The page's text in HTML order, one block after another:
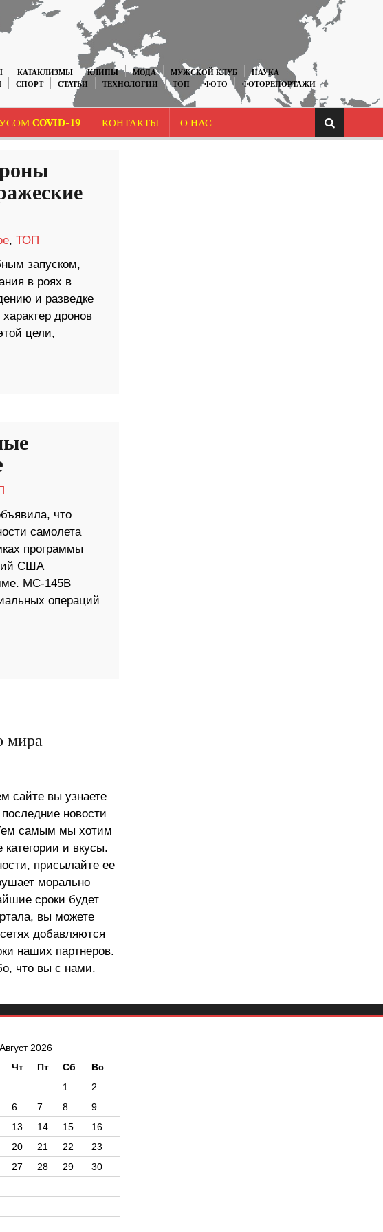
КАТАКЛИЗМЫ КЛИПЫ МОДА МУЖСКОЙ КЛУБ
НАУКА
СПОРТ СТАТЬИ ТЕХНОЛОГИИ ТОП ФОТО
ФОТОРЕПОРТАЖИ
COVID-19 КОНТАКТЫ О НАС
, ТОП
запуском,
в роях в
и разведке
дронов
цели,
что
самолета
программы
США
MC-145B
операций
мира
сайте вы узнаете
новости
самым мы хотим
и вкусы.
присылайте ее
морально
сроки будет
вы можете
добавляются
наших партнеров.
что вы с нами.
Август 2026
Чт Пт Сб Вс
1
2
6 7 8
9
13 14 15
16
20 21 22
23
27 28 29
30